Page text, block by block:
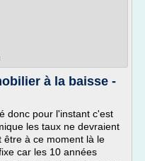
à la baisse -
donc pour l'instant c'est
les taux ne devraient
être à ce moment là le
car les 10 années